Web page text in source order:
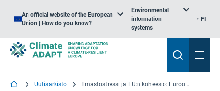
An official website of the European
Union | How do you know?
Environmental
information
systems
FI
Uutisarkisto Ilmastostressi ja EU:n koheesio: Euroopan selviytymiskyvyn vahvistaminen ilmastonmuutokseen sopeutumisen avulla